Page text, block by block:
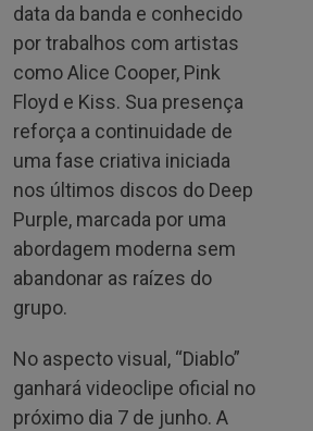
data da banda e conhecido
por trabalhos com artistas
como Alice Cooper, Pink
Floyd e Kiss. Sua presença
reforça a continuidade de
uma fase criativa iniciada
nos últimos discos do Deep
Purple, marcada por uma
abordagem moderna sem
abandonar as raízes do
grupo.
No aspecto visual, “Diablo”
ganhará videoclipe oficial no
próximo dia 7 de junho. A